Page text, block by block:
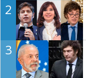
2
3